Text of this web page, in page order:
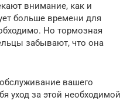
внимание, как и
больше времени для
Но тормозная
забывают, что она
вашего
уход за этой необходимой